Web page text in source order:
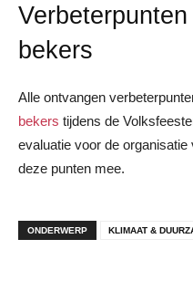
bekers
Alle ontvangen
bekers tijdens de
evaluatie voor de
deze punten mee.
ONDERWERP KLIMAAT &